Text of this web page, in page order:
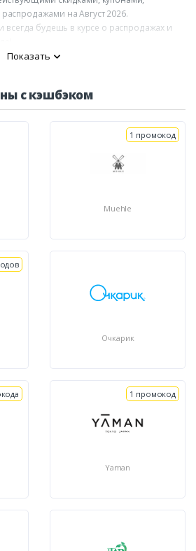
на Август 2026.
всегда будешь в курсе о распродажах и
Показать
с кэшбэком
1 промокод
Muehle
Очкарик
1 промокод
Yaman